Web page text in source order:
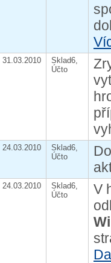
31.03.2010
Sklad6,
Účto
24.03.2010
Sklad6,
Účto
24.03.2010
Sklad6,
Účto
V